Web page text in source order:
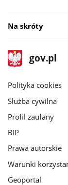
Na skróty
stopka
gov.pl
Strona
gov.pl
gov.pl
Polityka cookies
Służba cywilna
Profil zaufany
BIP
Prawa autorskie
Warunki
Geoportal